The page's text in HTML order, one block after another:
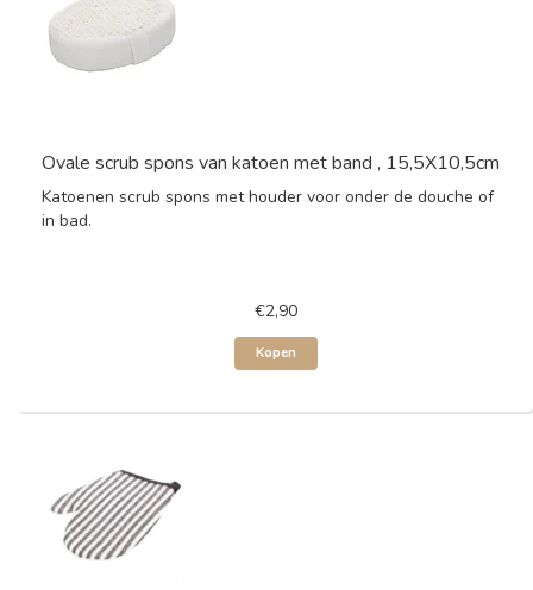
Ovale scrub spons van katoen met band , 15,5X10,5cm
Katoenen scrub spons met houder voor onder de douche of
in bad.
€2,90
Kopen